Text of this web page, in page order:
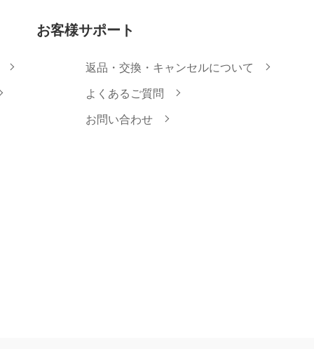
お客様サポート
返品・交換・キャンセルについて
よくあるご質問
お問い合わせ